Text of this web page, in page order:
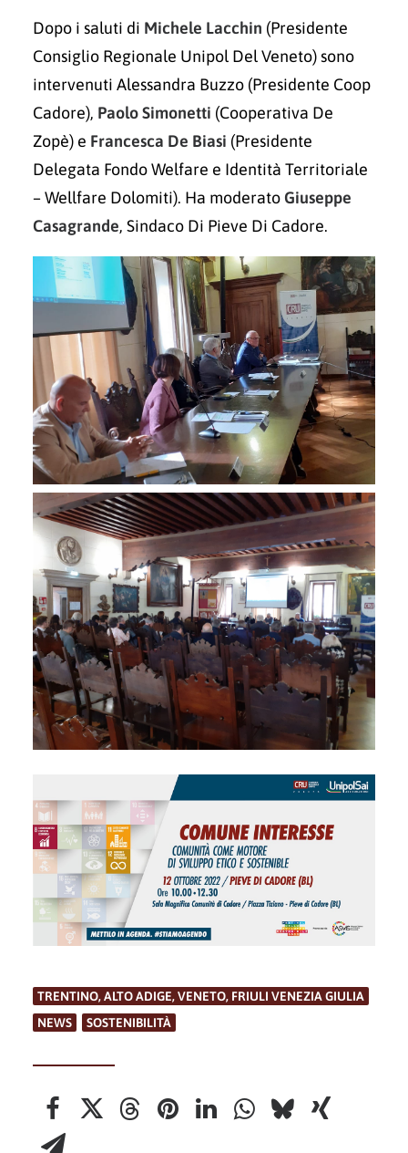
Dopo i saluti di Michele Lacchin (Presidente
Consiglio Regionale Unipol Del Veneto) sono
intervenuti Alessandra Buzzo (Presidente Coop
Cadore), Paolo Simonetti (Cooperativa De
Zopè) e Francesca De Biasi (Presidente
Delegata Fondo Welfare e Identità Territoriale
– Wellfare Dolomiti). Ha moderato Giuseppe
Casagrande, Sindaco Di Pieve Di Cadore.
TRENTINO, ALTO ADIGE, VENETO, FRIULI VENEZIA GIULIA
NEWS
SOSTENIBILITÀ